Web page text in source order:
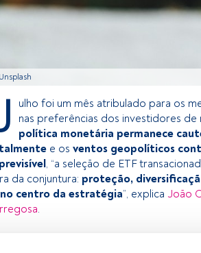
ulho foi um mês atribulado para os
nas preferências dos investidores
política monetária permanece
e os ventos geopolíticos
, “a seleção de ETF
da conjuntura: proteção,
no centro da estratégia”, explica João
.